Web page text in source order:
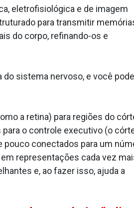
eletrofisiológica e de imagem
para transmitir
do corpo, refinando-os e
sistema nervoso, e você
a retina) para regiões do
o controle executivo (o
conectados para um
representações cada vez
e, ao fazer isso, ajuda a